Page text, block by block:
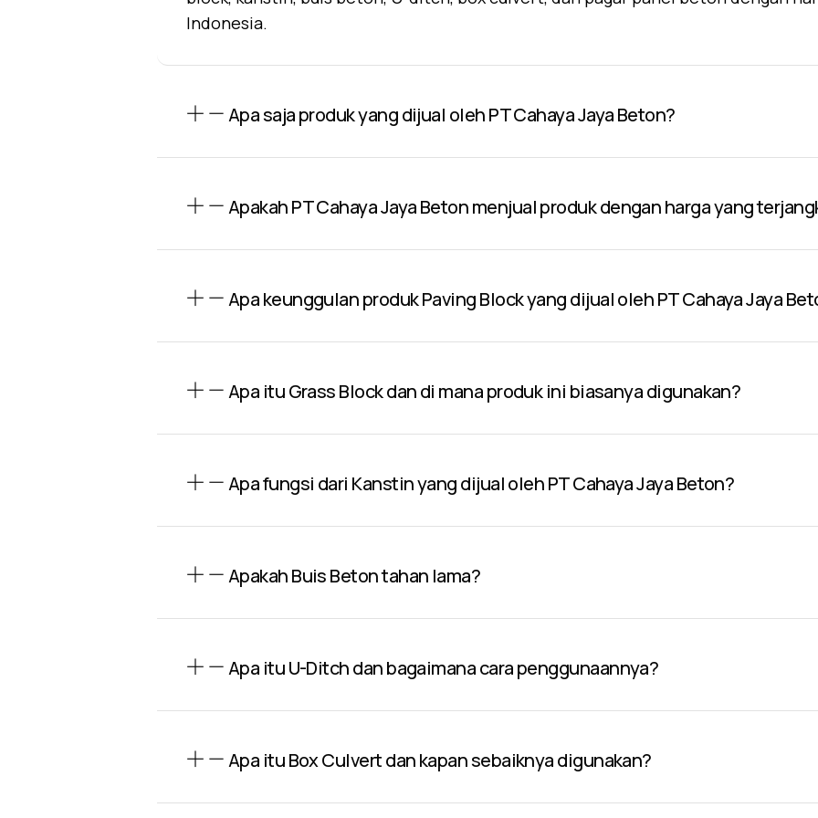
Indonesia.
Apa saja produk yang dijual oleh PT Cahaya Jaya Beton?
Apakah PT Cahaya Jaya Beton menjual produk dengan harga yang
Apa keunggulan produk Paving Block yang dijual oleh PT Cahaya Jaya
Apa itu Grass Block dan di mana produk ini biasanya digunakan?
Apa fungsi dari Kanstin yang dijual oleh PT Cahaya Jaya Beton?
Apakah Buis Beton tahan lama?
Apa itu U-Ditch dan bagaimana cara penggunaannya?
Apa itu Box Culvert dan kapan sebaiknya digunakan?